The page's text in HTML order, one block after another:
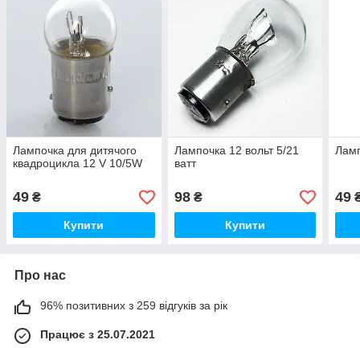
Лампочка для дитячого
квадроцикла 12 V 10/5W
49 ₴
Купити
Лампочка 12 вольт 5/21
ватт
98₴
Купити
49
Про нас
96% позитивних з 259 відгуків за рік
Працює з 25.07.2021